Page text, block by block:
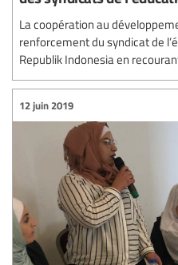
La coopération au
renforcement du syndicat de
Republik Indonesia en
12 juin 2019